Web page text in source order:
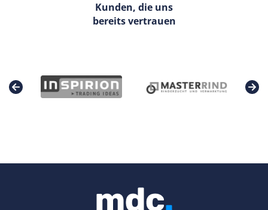
Kunden, die uns
bereits vertrauen